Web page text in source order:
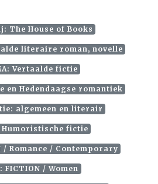
The House of Books
literaire roman, novelle
Vertaalde fictie
en Hedendaagse romantiek
algemeen en literair
Humoristische fictie
/ Romance / Contemporary
FICTION / Women